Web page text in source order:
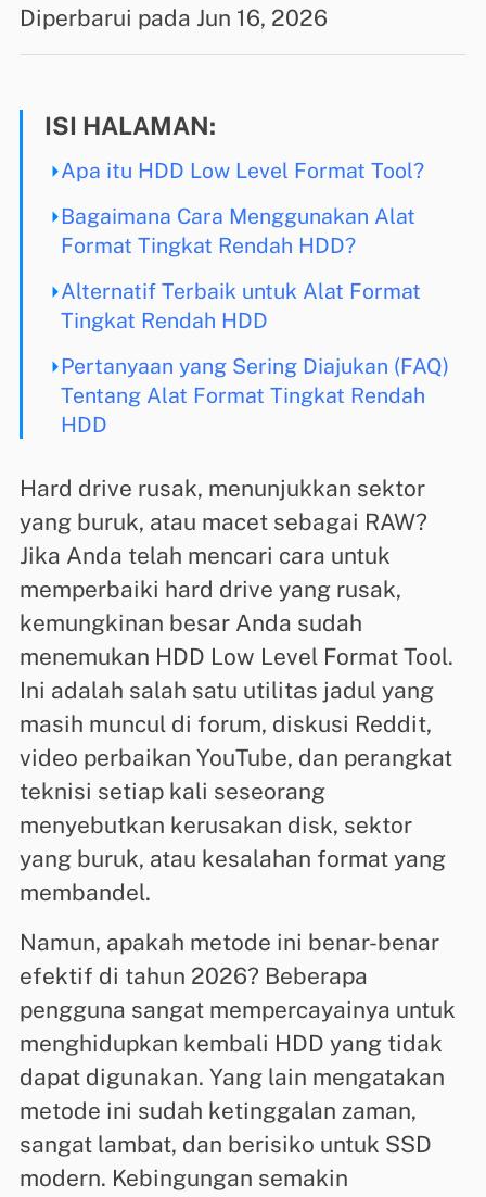
Diperbarui pada Jun 16, 2026
ISI HALAMAN:
Apa itu HDD Low Level Format Tool?
Bagaimana Cara Menggunakan Alat
Format Tingkat Rendah HDD?
Alternatif Terbaik untuk Alat Format
Tingkat Rendah HDD
Pertanyaan yang Sering Diajukan (FAQ)
Tentang Alat Format Tingkat Rendah
HDD
Hard drive rusak, menunjukkan sektor
yang buruk, atau macet sebagai RAW?
Jika Anda telah mencari cara untuk
memperbaiki hard drive yang rusak,
kemungkinan besar Anda sudah
menemukan HDD Low Level Format Tool.
Ini adalah salah satu utilitas jadul yang
masih muncul di forum, diskusi Reddit,
video perbaikan YouTube, dan perangkat
teknisi setiap kali seseorang
menyebutkan kerusakan disk, sektor
yang buruk, atau kesalahan format yang
membandel.
Namun, apakah metode ini benar-benar
efektif di tahun 2026? Beberapa
pengguna sangat mempercayainya untuk
menghidupkan kembali HDD yang tidak
dapat digunakan. Yang lain mengatakan
metode ini sudah ketinggalan zaman,
sangat lambat, dan berisiko untuk SSD
modern. Kebingungan semakin